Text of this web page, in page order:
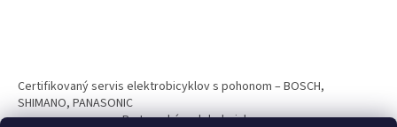
Certifikovaný servis elektrobicyklov s pohonom – BOSCH,
SHIMANO, PANASONIC
Partnerský web hokejshop.eu